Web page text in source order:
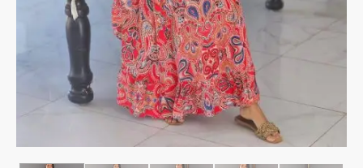
y Blazer
Enteros y Faldas